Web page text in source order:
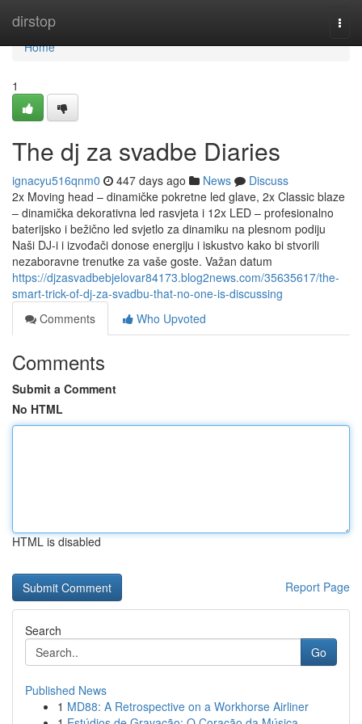
dirstop
Home
Home
1
The dj za svadbe Diaries
ignacyu516qnm0 447 days ago News
Discuss
2x Moving head – dinamičke pokretne led glave, 2x Classic blaze
– dinamička dekorativna led rasvjeta i 12x LED – profesionalno
baterijsko i bežično led svjetlo za dinamiku na plesnom podiju
Naši DJ-i i izvođači donose energiju i iskustvo kako bi stvorili
nezaboravne trenutke za vaše goste. Važan datum
https://djzasvadbebjelovar84173.blog2news.com/35635617/the-
smart-trick-of-dj-za-svadbu-that-no-one-is-discussing
Comments
Who Upvoted
Comments
Submit a Comment
No HTML
HTML is disabled
Report Page
Search
Go
Published News
1 MD88: A Retrospective on a Workhorse Airliner